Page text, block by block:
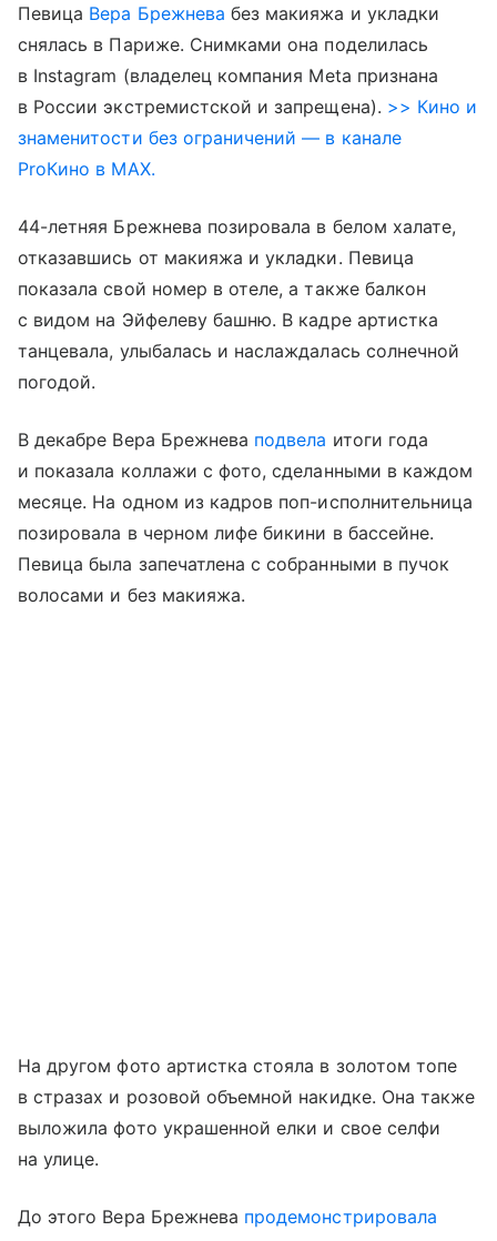
Певица Вера Брежнева без макияжа и укладки
снялась в Париже. Снимками она поделилась
в Instagram (владелец компания Meta признана
в России экстремистской и запрещена). >> Кино и
знаменитости без ограничений — в канале
ProКино в MAX.
44-летняя Брежнева позировала в белом халате,
отказавшись от макияжа и укладки. Певица
показала свой номер в отеле, а также балкон
с видом на Эйфелеву башню. В кадре артистка
танцевала, улыбалась и наслаждалась солнечной
погодой.
В декабре Вера Брежнева подвела итоги года
и показала коллажи с фото, сделанными в каждом
месяце. На одном из кадров поп-исполнительница
позировала в черном лифе бикини в бассейне.
Певица была запечатлена с собранными в пучок
волосами и без макияжа.
На другом фото артистка стояла в золотом топе
в стразах и розовой объемной накидке. Она также
выложила фото украшенной елки и свое селфи
на улице.
До этого Вера Брежнева продемонстрировала